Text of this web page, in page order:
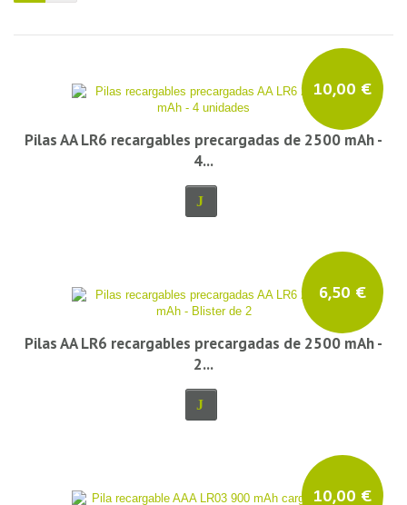
Pilas AA LR6 recargables precargadas de 2500 mAh -
4...
10,00 €
Pilas AA LR6 recargables precargadas de 2500 mAh -
2...
6,50 €
10,00 €